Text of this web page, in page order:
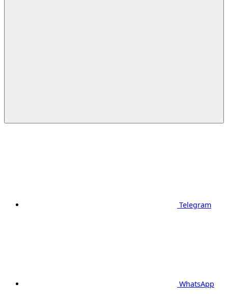
Telegram
WhatsApp